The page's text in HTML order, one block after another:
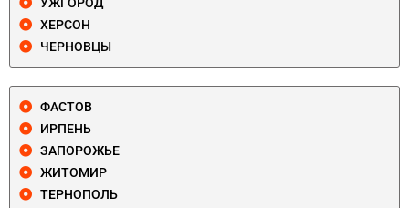
ХЕРСОН
ЧЕРНОВЦЫ
ФАСТОВ
ИРПЕНЬ
ЗАПОРОЖЬЕ
ЖИТОМИР
ТЕРНОПОЛЬ